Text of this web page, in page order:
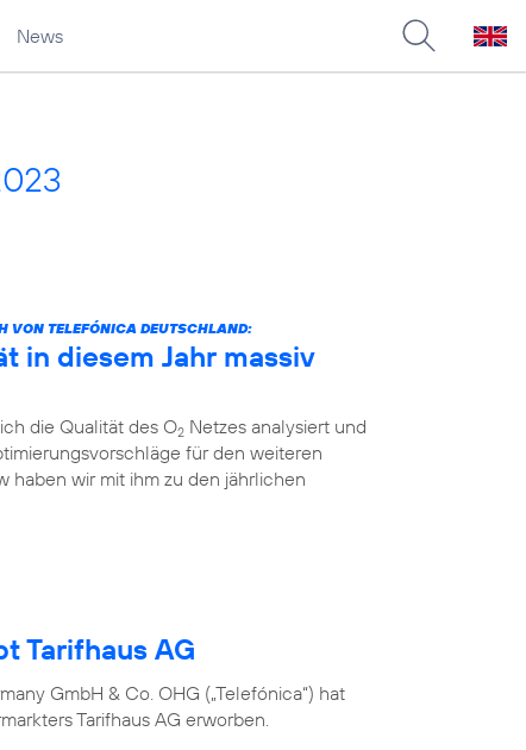
News
VON TELEFÓNICA DEUTSCHLAND:
in diesem Jahr massiv
die Qualität des O2 Netzes analysiert und
für den weiteren
haben wir mit ihm zu den jährlichen
Tarifhaus AG
GmbH & Co. OHG („Telefónica“) hat
Tarifhaus AG erworben.